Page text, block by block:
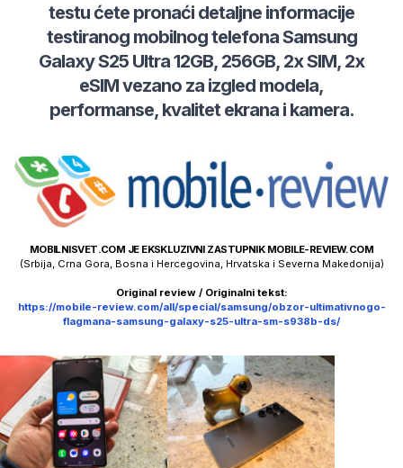
testu ćete pronaći detaljne informacije
testiranog mobilnog telefonaSamsung
Galaxy S25 Ultra 12GB, 256GB, 2x SIM, 2x
eSIMvezano za izgled modela,
performanse, kvalitet ekrana i kamera.
MOBILNISVET.COM JE EKSKLUZIVNI ZASTUPNIK MOBILE-REVIEW.COM
(Srbija, Crna Gora, Bosna i Hercegovina, Hrvatska i Severna Makedonija)
Original review / Originalni tekst:
https://mobile-review.com/all/special/samsung/obzor-ultimativnogo-
flagmana-samsung-galaxy-s25-ultra-sm-s938b-ds/